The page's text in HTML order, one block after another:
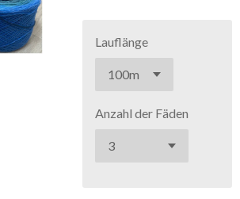
Lauflänge
Anzahl der Fäden